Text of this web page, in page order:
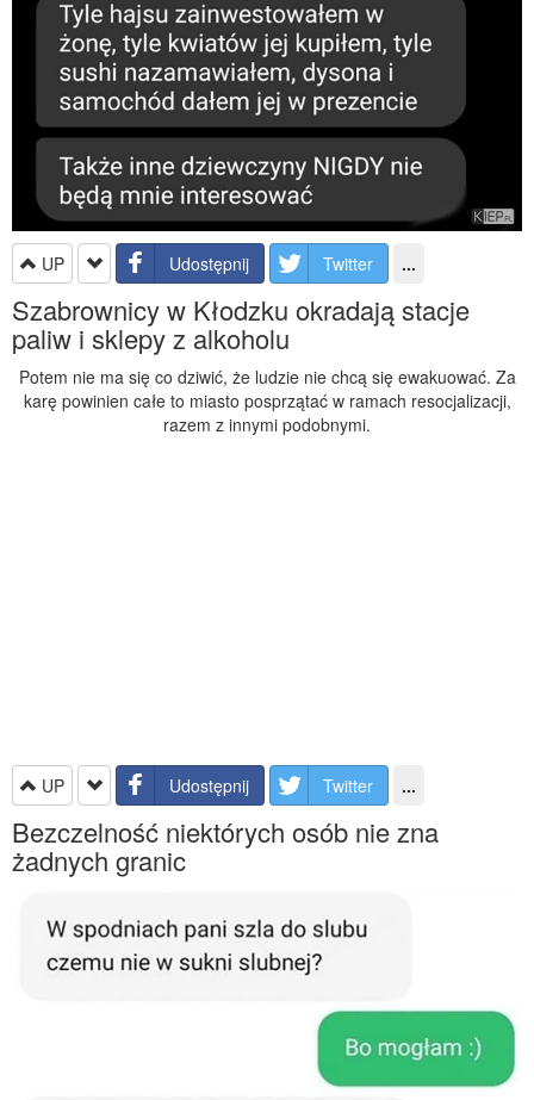
UP Udostępnij Twitter ...
Szabrownicy w Kłodzku okradają stacje
paliw i sklepy z alkoholu
Potem nie ma się co dziwić, że ludzie nie chcą się ewakuować. Za
karę powinien całe to miasto posprzątać w ramach resocjalizacji,
razem z innymi podobnymi.
UP Udostępnij Twitter ...
Bezczelność niektórych osób nie zna
żadnych granic